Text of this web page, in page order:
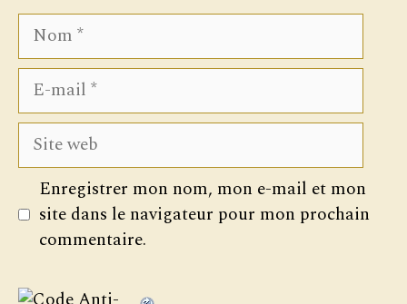
Nom
E-
mail
Site
web
Enregistrer mon nom, mon e-mail et mon
site dans le navigateur pour mon prochain
commentaire.